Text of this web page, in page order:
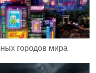
городов мира